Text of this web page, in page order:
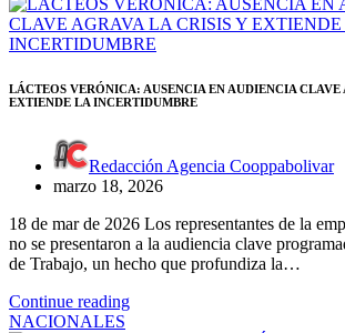
LÁCTEOS VERÓNICA: AUSENCIA EN AUDIENCIA CLAVE
EXTIENDE LA INCERTIDUMBRE
Redacción Agencia Cooppabolivar
marzo 18, 2026
18 de mar de 2026 Los representantes de la
no se presentaron a la audiencia clave
de Trabajo, un hecho que profundiza la…
Continue reading
NACIONALES